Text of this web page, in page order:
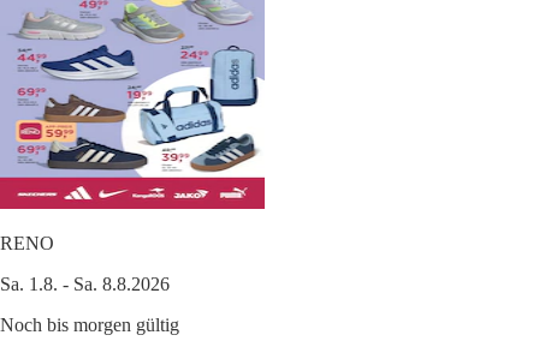
RENO
Sa. 1.8. - Sa. 8.8.2026
Noch bis morgen gültig